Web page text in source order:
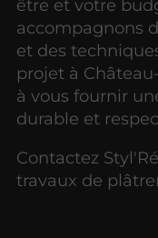
être et votre
accompagnons
et des
projet à
à vous fournir
durable et
Contactez
travaux de